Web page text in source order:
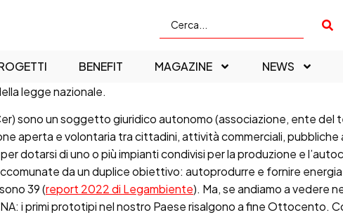
BENEFIT MAGAZINE NEWS
legge nazionale.
sono un soggetto giuridico autonomo (associazione, ente
aperta e volontaria tra cittadini, attività commerciali, pubbliche
dotarsi di uno o più impianti condivisi per la produzione e
da un duplice obiettivo: autoprodurre e fornire energia
39 (report 2022 di Legambiente). Ma, se andiamo a vedere
i primi prototipi nel nostro Paese risalgono a fine Ottocento.